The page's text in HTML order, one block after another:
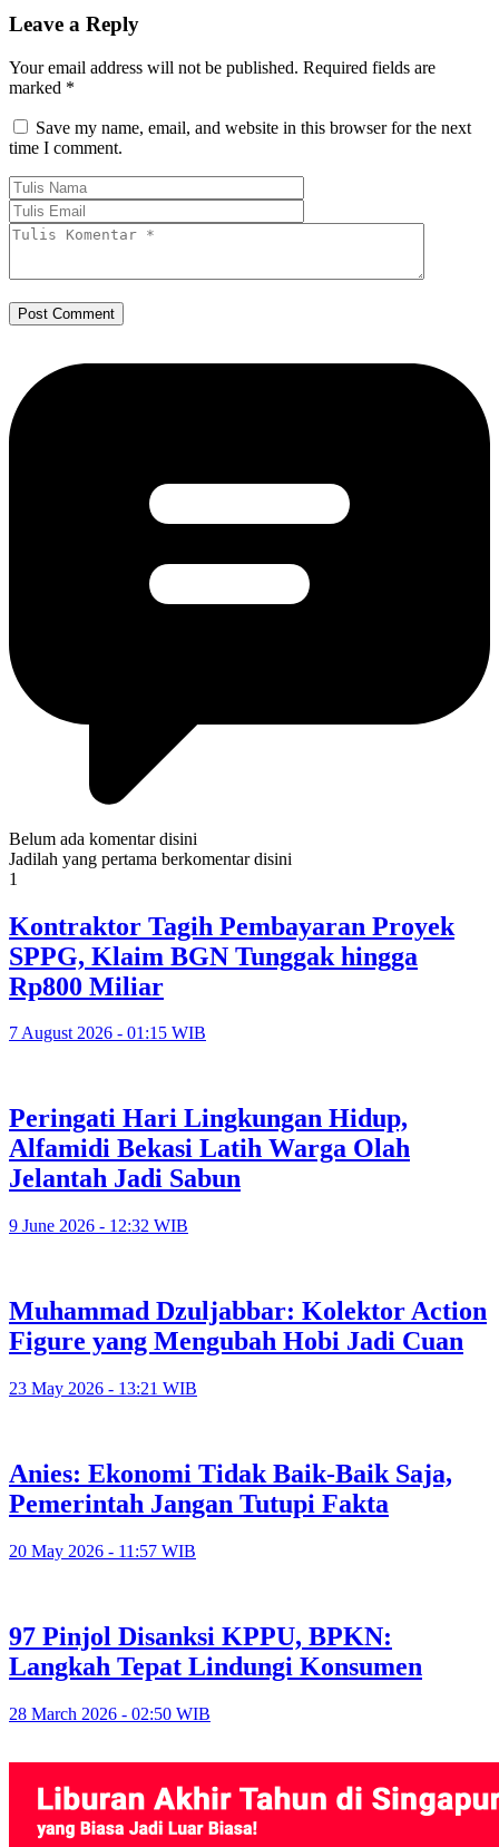
Leave a Reply
Your email address will not be published. Required fields are
marked *
Save my name, email, and website in this browser for the next
time I comment.
Belum ada komentar disini
Jadilah yang pertama berkomentar disini
1
Kontraktor Tagih Pembayaran Proyek
SPPG, Klaim BGN Tunggak hingga
Rp800 Miliar
7 August 2026 - 01:15 WIB
Peringati Hari Lingkungan Hidup,
Alfamidi Bekasi Latih Warga Olah
Jelantah Jadi Sabun
9 June 2026 - 12:32 WIB
Muhammad Dzuljabbar: Kolektor Action
Figure yang Mengubah Hobi Jadi Cuan
23 May 2026 - 13:21 WIB
Anies: Ekonomi Tidak Baik-Baik Saja,
Pemerintah Jangan Tutupi Fakta
20 May 2026 - 11:57 WIB
97 Pinjol Disanksi KPPU, BPKN:
Langkah Tepat Lindungi Konsumen
28 March 2026 - 02:50 WIB